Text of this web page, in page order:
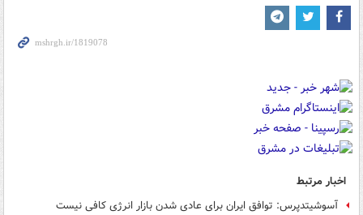
اخبار مرتبط
آسوشیتدپرس: توافق ایران برای عادی شدن بازار انرژی کافی نیست